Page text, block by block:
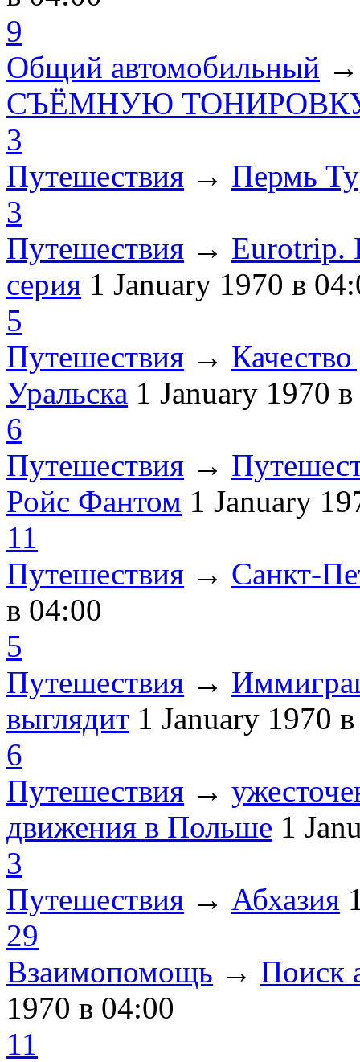
9
Общий автомобильный
СЪЁМНУЮ
3
Путешествия → Пермь
3
Путешествия → Eurotrip.
серия 1 January 1970 в
5
Путешествия →
Уральска 1 January 1970
6
Путешествия →
Ройс Фантом 1 January
11
Путешествия → Санкт-
в 04:00
5
Путешествия →
выглядит 1 January 1970
6
Путешествия →
движения в Польше 1
3
Путешествия → Абхазия
29
Взаимопомощь → Поиск
1970 в 04:00
11